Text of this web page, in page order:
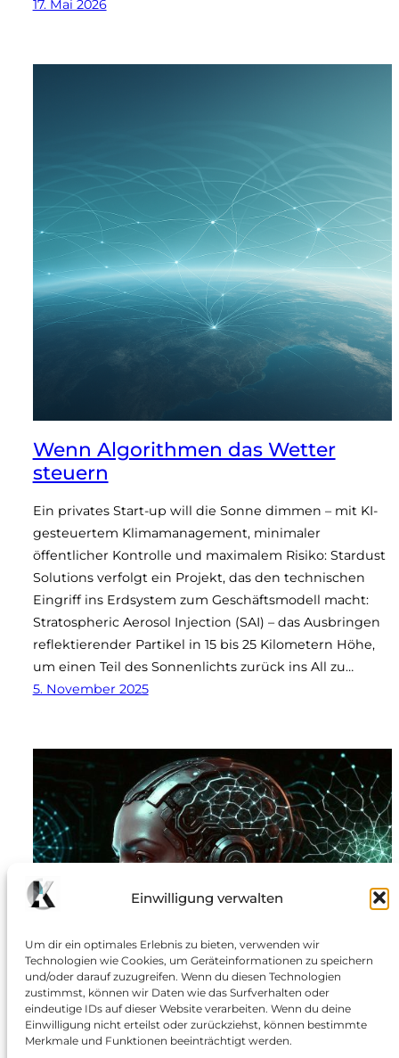
Einwilligung verwalten
Um dir ein optimales Erlebnis zu bieten, verwenden wir
Technologien wie Cookies, um Geräteinformationen zu speichern
und/oder darauf zuzugreifen. Wenn du diesen Technologien
zustimmst, können wir Daten wie das Surfverhalten oder
eindeutige IDs auf dieser Website verarbeiten. Wenn du deine
Einwilligung nicht erteilst oder zurückziehst, können bestimmte
Merkmale und Funktionen beeinträchtigt werden.
17. Mai 2026
Wenn Algorithmen das Wetter
steuern
Ein privates Start-up will die Sonne dimmen – mit KI-
gesteuertem Klimamanagement, minimaler
öffentlicher Kontrolle und maximalem Risiko: Stardust
Solutions verfolgt ein Projekt, das den technischen
Eingriff ins Erdsystem zum Geschäftsmodell macht:
Stratospheric Aerosol Injection (SAI) – das Ausbringen
reflektierender Partikel in 15 bis 25 Kilometern Höhe,
um einen Teil des Sonnenlichts zurück ins All zu…
5. November 2025